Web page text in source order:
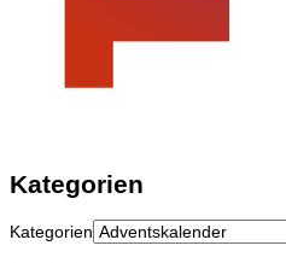
Kategorien
Kategorien